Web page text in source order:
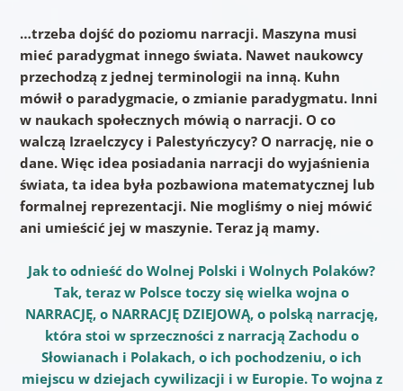
…trzeba dojść do poziomu narracji. Maszyna musi
mieć paradygmat innego świata. Nawet naukowcy
przechodzą z jednej terminologii na inną. Kuhn
mówił o paradygmacie, o zmianie paradygmatu. Inni
w naukach społecznych mówią o narracji. O co
walczą Izraelczycy i Palestyńczycy? O narrację, nie o
dane. Więc idea posiadania narracji do wyjaśnienia
świata, ta idea była pozbawiona matematycznej lub
formalnej reprezentacji. Nie mogliśmy o niej mówić
ani umieścić jej w maszynie. Teraz ją mamy.
Jak to odnieść do Wolnej Polski i Wolnych Polaków?
Tak, teraz w Polsce toczy się wielka wojna o
NARRACJĘ, o NARRACJĘ DZIEJOWĄ, o polską narrację,
która stoi w sprzeczności z narracją Zachodu o
Słowianach i Polakach, o ich pochodzeniu, o ich
miejscu w dziejach cywilizacji i w Europie. To wojna z